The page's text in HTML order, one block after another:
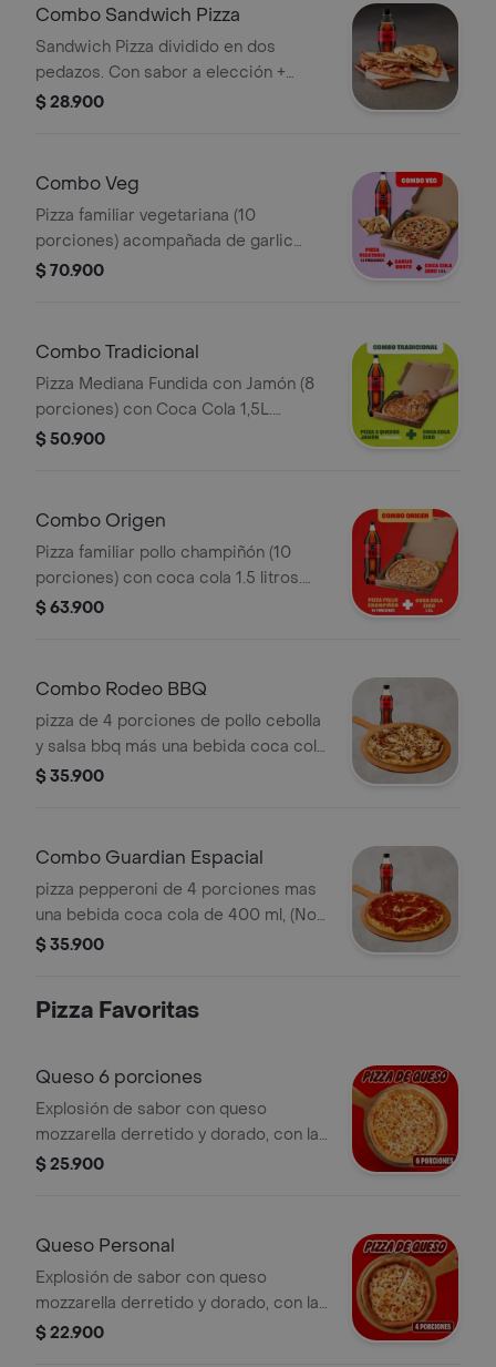
Combo Sandwich Pizza
Sandwich Pizza dividido en dos
pedazos. Con sabor a elección +
Bebida 400ml. No incluye salsa de
$ 28.900
Combo Veg
Pizza familiar vegetariana (10
porciones) acompañada de garlic
knots y coca cola 1.5 litros. Incluye
$ 70.900
Combo Tradicional
Pizza Mediana Fundida con Jamón (8
porciones) con Coca Cola 1,5L.
Incluye Salsa de Ajo, Sazonador
$ 50.900
Combo Origen
Pizza familiar pollo champiñón (10
porciones) con coca cola 1.5 litros.
Incluye Salsa de Ajo, Sazonador
$ 63.900
Combo Rodeo BBQ
pizza de 4 porciones de pollo cebolla
y salsa bbq más una bebida coca cola
de 400 ml, (No incluye coleccionable
Pepperoncini.
$ 35.900
Combo Guardian Espacial
pizza pepperoni de 4 porciones mas
una bebida coca cola de 400 ml, (No
incluye coleccionable para este
Pepperoncini.
$ 35.900
Pizza Favoritas
Queso 6 porciones
Explosión de sabor con queso
mozzarella derretido y dorado, con la
salsa pizza de Papa Johns con su
Pepperoncini.
$ 25.900
Queso Personal
Explosión de sabor con queso
mozzarella derretido y dorado, con la
salsa pizza de Papa Johns con su
$ 22.900